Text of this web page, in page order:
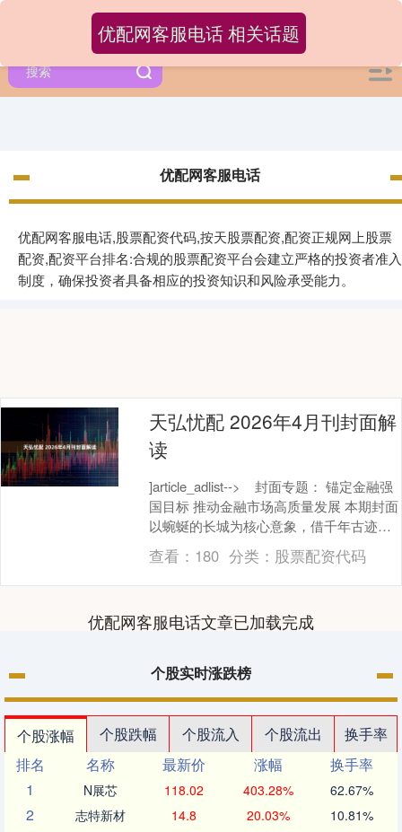
优配网客服电话
优配网客服电话,股票配资代码,按天股票配资,配资正规网上股票
配资,配资平台排名:合规的股票配资平台会建立严格的投资者准入
制度，确保投资者具备相应的投资知识和风险承受能力。
优配网客服电话 相关话题
天弘忧配 2026年4月刊封面解
读
]article_adlist--> 封面专题： 锚定金融强
国目标 推动金融市场高质量发展 本期封面
以蜿蜒的长城为核心意象，借千年古迹的
雄浑气魄，呼应“锚....
查看： 180 分类： 股票配资代码
优配网客服电话文章已加载完成
个股实时涨跌榜
个股涨幅 个股跌幅 个股流入 个股流出
换手率
排名
名称 最新价 涨幅
换手率
1
N展芯 118.02 403.28% 62.67%
2 志特新材 14.8 20.03% 10.81%